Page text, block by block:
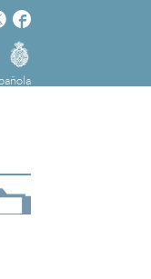
Facebook
Agencia
EFE
del
en